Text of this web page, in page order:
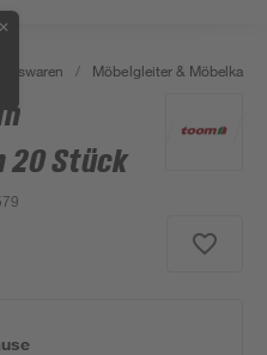
✕
/ Möbelgleiter &
20 Stück